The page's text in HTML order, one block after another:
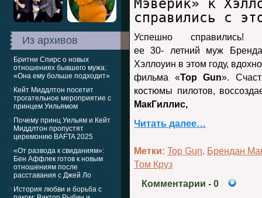
Из архивов
Бритни Спирс о новых
отношениях бывшего мужа:
«Она ему больше подходит»
Кейт Миддлтон посетит
трогательное мероприятие с
принцем Уильямом
Почему принц Уильям и Кейт
Миддлтон пропустят
церемонию BAFTA 2025
«От развода к свиданиям»:
Бен Аффлек готов к новым
отношениям после
расставания с Джей Ло
История любви и борьба с
Мэверик» к
справились с
Успешно
ее 30- летний муж
Хэллоуин в этом году,
фильма «Top Gun».
костюмы пилотов,
МакГиллис,
Читать далее…
Метки: Top Gun, Брендан
Том Круз
Комментарии - 0